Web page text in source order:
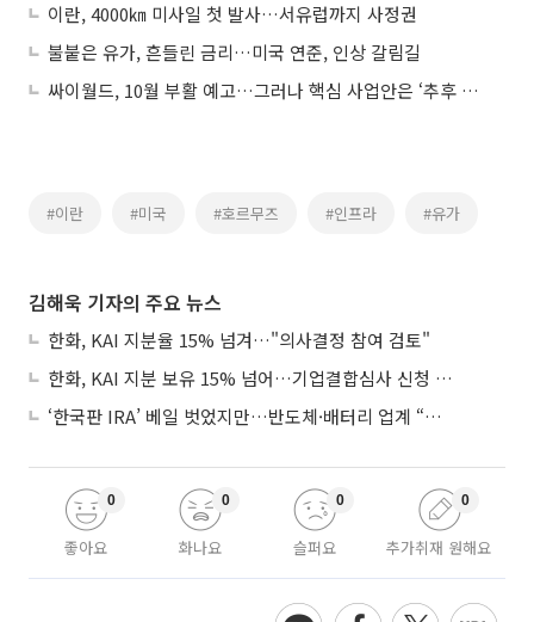
이란, 4000㎞ 미사일 첫 발사…서유럽까지 사정권
불붙은 유가, 흔들린 금리…미국 연준, 인상 갈림길
싸이월드, 10월 부활 예고…그러나 핵심 사업안은 ‘추후 공개’
#이란 #미국 #호르무즈 #인프라 #유가
김해욱 기자의 주요 뉴스
한화, KAI 지분율 15% 넘겨…"의사결정 참여 검토"
한화, KAI 지분 보유 15% 넘어…기업결합심사 신청 예정
‘한국판 IRA’ 베일 벗었지만…반도체·배터리 업계 “시행령이 관건”
좋아요
0
화나요
0
슬퍼요
0
추가취재 원해요
0